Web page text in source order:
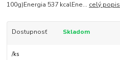
100g)Energia 537 kcalEne... celý popis
Dostupnosť Skladom
/ks